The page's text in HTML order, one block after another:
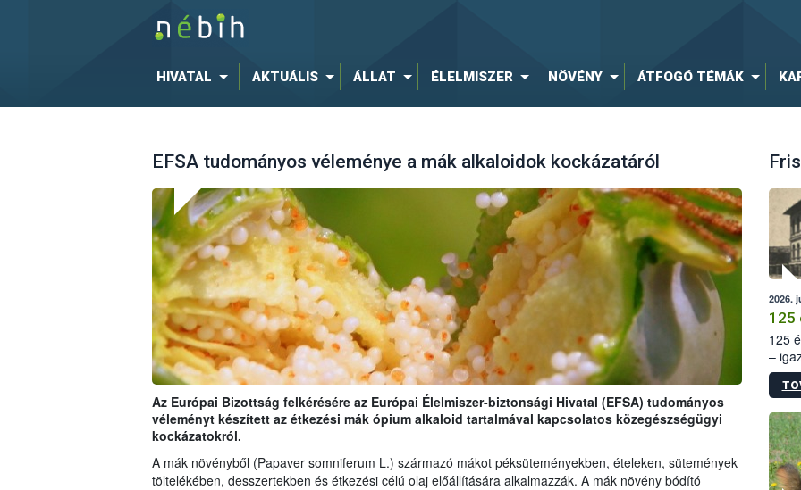
HIVATAL AKTUÁLIS ÁLLAT ÉLELMISZER NÖVÉNY ÁTFOGÓ TÉMÁK
EFSA tudományos véleménye a mák alkaloidok kockázatáról
Az Európai Bizottság felkérésére az Európai Élelmiszer-biztonsági Hivatal (EFSA) tudományos
véleményt készített az étkezési mák ópium alkaloid tartalmával kapcsolatos közegészségügyi
kockázatokról.
A mák növényből (Papaver somniferum L.) származó mákot péksüteményekben, ételeken, sütemények
töltelékében, desszertekben és étkezési célú olaj előállítására alkalmazzák. A mák növény bódító
2026.
125
125
–
15.